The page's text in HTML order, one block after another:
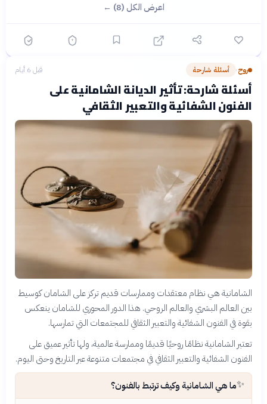
اعرض الكل (8) ←
روح› أسئلة شارحة قبل 6 أيام
أسئلة شارحة: تأثير الديانة الشامانية على
الفنون الشفائية والتعبير الثقافي
الشامانية هي نظام معتقدات وممارسات قديم تركز على الشامان كوسيط
بين العالم البشري والعالم الروحي. هذا الدور المحوري للشامان ينعكس
بقوة في الفنون الشفائية والتعبير الثقافي للمجتمعات التي تمارسها.
تعتبر الشامانية نظامًا روحيًا قديمًا وممارسة عالمية، ولها تأثير عميق على
الفنون الشفائية والتعبير الثقافي في مجتمعات متنوعة عبر التاريخ وحتى اليوم.
✨ما هي الشامانية وكيف ترتبط بالفنون؟